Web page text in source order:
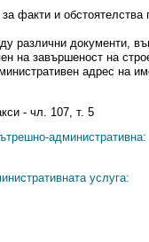
факти и
различни документи,
на завършеност на
адрес на
- чл. 107, т. 5
административна:
услуга: